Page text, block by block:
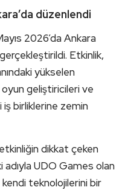
düzenlendi
2026’da Ankara
Etkinlik,
yükselen
geliştiricileri ve
iş birliklerine zemin
dikkat çeken
adıyla UDO Games olan
kendi teknolojilerini bir